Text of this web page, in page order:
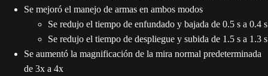
Se mejoró el manejo de armas en ambos modos
Se redujo el tiempo de enfundado y bajada de 0.5 s a 0.4 s
Se redujo el tiempo de despliegue y subida de 1.5 s a 1.3 s
Se aumentó la magnificación de la mira normal predeterminada
de 3x a 4x